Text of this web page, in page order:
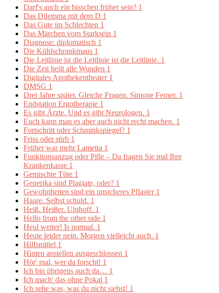
Darf's auch ein bisschen früher sein? 1
Das Dilemma mit dem D 1
Das Gute im Schlechten 1
Das Märchen vom Starksein 1
Diagnose: diplomatisch 1
Die Kühlschrankmaus 1
Die Leitlinie ist die Leitlinie ist die Leitlinie. 1
Die Zeit heilt alle Wunden 1
Digitales Apothekentheater 1
DMSG 1
Drei Jahre später. Gleiche Fragen. Simone Ferner. 1
Endstation Ergotherapie 1
Es gibt Ärzte. Und es gibt Neurologen. 1
Euch kann man es aber auch nicht recht machen. 1
Fortschritt oder Schminkspiegel? 1
Friss oder stirb 1
Früher war mehr Lametta 1
Funktionsanzug oder Pille – Da fragen Sie mal Ihre
Krankenkasse 1
Gemischte Tüte 1
Generika sind Plagiate, oder? 1
Gewohnheiten sind ein unsicheres Pflaster 1
Haare. Selbst schuld. 1
Heiß. Heißer. Uhthoff. 1
Hello from the other side 1
Heul weiter! Is normal. 1
Heute leider nein. Morgen vielleicht auch. 1
Hilfsmittel 1
Hinten anstellen ausgeschlossen 1
Hör' mal, wer da forscht! 1
Ich bin übrigens auch da… 1
Ich mach' das ohne Pokal 1
Ich sehe was, was du nicht siehst! 1